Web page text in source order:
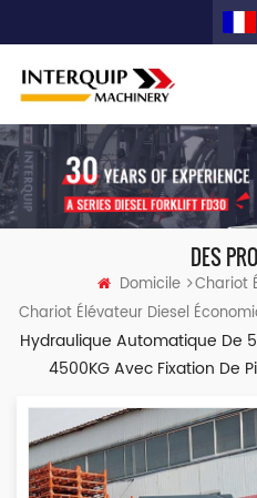
DES
Domicile
Chariot
Chariot Élévateur Diesel
Hydraulique Automatique De
4500KG Avec Fixation De